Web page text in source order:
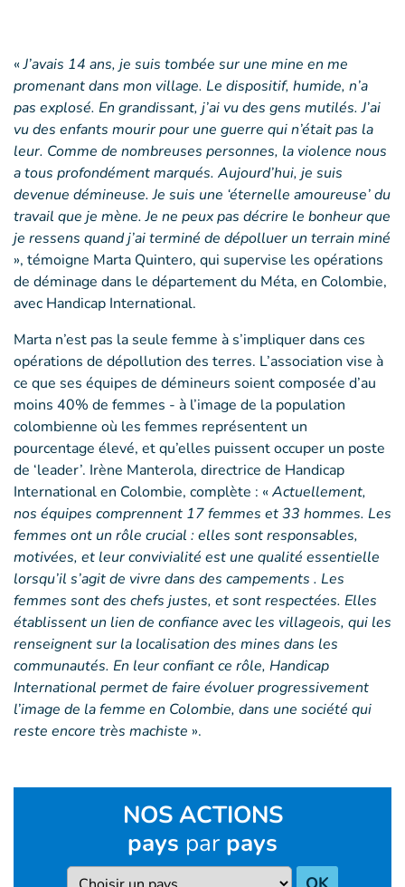
«J’avais 14 ans, je suis tombée sur une mine en me
promenant dans mon village. Le dispositif, humide, n’a
pas explosé. En grandissant, j’ai vu des gens mutilés. J’ai
vu des enfants mourir pour une guerre qui n’était pas la
leur. Comme de nombreuses personnes, la violence nous
a tous profondément marqués. Aujourd’hui, je suis
devenue démineuse. Je suis une ‘éternelle amoureuse’ du
travail que je mène. Je ne peux pas décrire le bonheur que
je ressens quand j’ai terminé de dépolluer un terrain miné
», témoigne Marta Quintero, qui supervise les opérations
de déminage dans le département du Méta, en Colombie,
avec Handicap International.
Marta n’est pas la seule femme à s’impliquer dans ces
opérations de dépollution des terres. L’association vise à
ce que ses équipes de démineurs soient composée d’au
moins 40% de femmes - à l’image de la population
colombienne où les femmes représentent un
pourcentage élevé, et qu’elles puissent occuper un poste
de ‘leader’. Irène Manterola, directrice de Handicap
International en Colombie, complète : « Actuellement,
nos équipes comprennent 17 femmes et 33 hommes. Les
femmes ont un rôle crucial : elles sont responsables,
motivées, et leur convivialité est une qualité essentielle
lorsqu’il s’agit de vivre dans des campements . Les
femmes sont des chefs justes, et sont respectées. Elles
établissent un lien de confiance avec les villageois, qui les
renseignent sur la localisation des mines dans les
communautés. En leur confiant ce rôle, Handicap
International permet de faire évoluer progressivement
l’image de la femme en Colombie, dans une société qui
reste encore très machiste ».
NOS ACTIONS
pays par pays
Pays